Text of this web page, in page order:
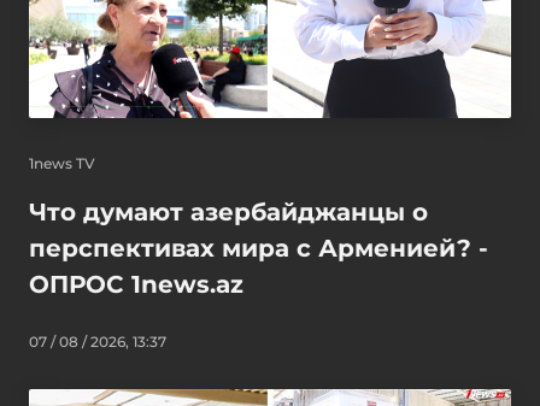
1news TV
Что думают азербайджанцы о
перспективах мира с Арменией? -
ОПРОС 1news.az
07 / 08 / 2026, 13:37